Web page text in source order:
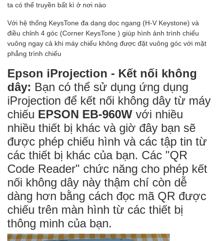
ta có thể truyền bất kì ở nơi nào
Với hệ thống KeysTone đa dạng dọc ngang (H-V Keystone) và
điều chỉnh 4 góc (Corner KeysTone ) giúp hình ảnh trình chiếu
vuông ngay cả khi máy chiếu không được đặt vuông góc với mặt
phẳng trình chiếu
Epson iProjection - Kết nối không
dây: Bạn có thể sử dụng ứng dụng
iProjection để kết nối không dây từ máy
chiếu EPSON EB-960W với nhiều
nhiều thiết bị khác và giờ đây bạn sẽ
được phép chiếu hình và các tập tin từ
các thiết bị khác của bạn. Các "QR
Code Reader" chức năng cho phép kết
nối không dây này thậm chí còn dễ
dàng hơn bằng cách đọc mã QR được
chiếu trên màn hình từ các thiết bị
thông minh của bạn.